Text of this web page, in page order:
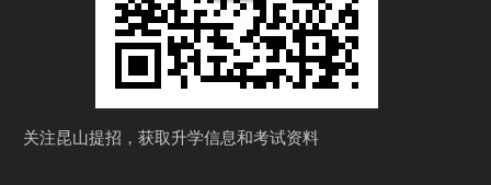
关注昆山提招，获取升学信息和考试资料